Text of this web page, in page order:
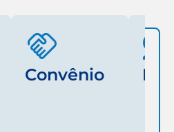
Convênio